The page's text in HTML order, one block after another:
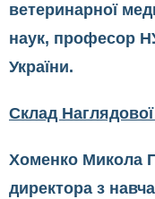
ветеринарної
наук, професор
України.
Склад
Хоменко Микола
директора з